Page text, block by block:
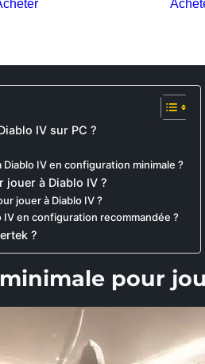
IV sur PC ?
IV en configuration minimale ?
jouer à Diablo IV ?
jouer à Diablo IV ?
en configuration recommandée ?
?
pour